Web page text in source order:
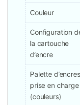
Couleur
Configuration
la cartouche
d’encre
Palette d’encres
prise en charge
(couleurs)